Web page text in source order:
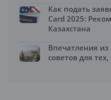
Как подать
Card 2025:
Казахстана
Впечатления
советов для